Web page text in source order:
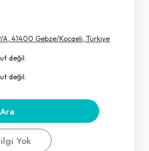
A, 41400 Gebze/Kocaeli, Türkiye
değil.
değil.
Ara
Yok